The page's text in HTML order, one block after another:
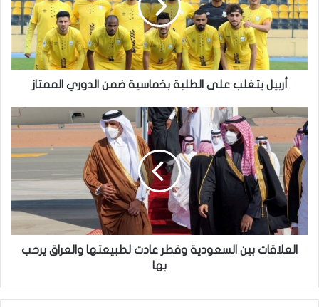
بخماسية
ضمن
الدوري
أربيل يتغلب على الطلبة بخماسية ضمن الدوري الممتاز
العلاقات
بين
السعودية
وقطر
عادت
لطبيعتها
والعراق
يرحب
بها
العلاقات بين السعودية وقطر عادت لطبيعتها والعراق يرحب
بها